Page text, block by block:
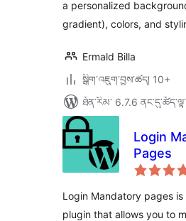
a personalized
gradient), colors, and
Ermald Billa
སྒྲིག་འཇུག་བྱས་ཚད། 10+
ཐོན་རིམ་ 6.7.6
Login
Pages
Login Mandatory pages is
plugin that allows you to